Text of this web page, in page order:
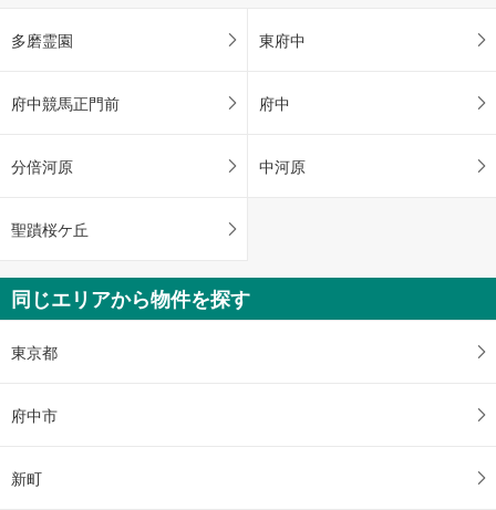
多磨霊園 東府中
府中競馬正門前 府中
分倍河原 中河原
聖蹟桜ケ丘
同じエリアから物件を探す
東京都
府中市
新町